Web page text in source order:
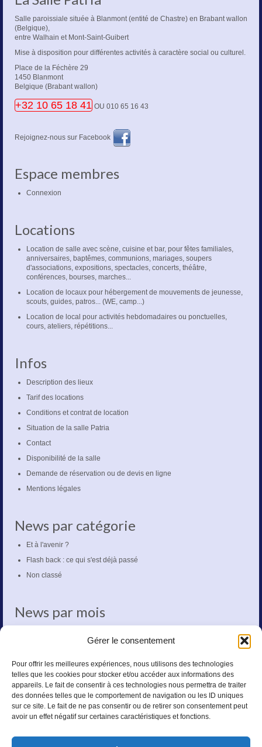
Gérer le consentement
Pour offrir les meilleures expériences, nous utilisons des technologies
telles que les cookies pour stocker et/ou accéder aux informations des
appareils. Le fait de consentir à ces technologies nous permettra de traiter
des données telles que le comportement de navigation ou les ID uniques
sur ce site. Le fait de ne pas consentir ou de retirer son consentement peut
avoir un effet négatif sur certaines caractéristiques et fonctions.
Salle paroissiale située à Blanmont (entité de Chastre) en Brabant wallon
(Belgique),
entre Walhain et Mont-Saint-Guibert
Mise à disposition pour différentes activités à caractère social ou culturel.
Place de la Féchère 29
1450 Blanmont
Belgique (Brabant wallon)
+32 10 65 18 41 OU 010 65 16 43
Rejoignez-nous sur Facebook
Espace membres
Connexion
Locations
Location de salle avec scène, cuisine et bar, pour fêtes familiales,
anniversaires, baptêmes, communions, mariages, soupers
d'associations, expositions, spectacles, concerts, théâtre,
conférences, bourses, marches...
Location de locaux pour hébergement de mouvements de jeunesse,
scouts, guides, patros... (WE, camp...)
Location de local pour activités hebdomadaires ou ponctuelles,
cours, ateliers, répétitions...
Infos
Description des lieux
Tarif des locations
Conditions et contrat de location
Situation de la salle Patria
Contact
Disponibilité de la salle
Demande de réservation ou de devis en ligne
Mentions légales
News par catégorie
Et à l'avenir ?
Flash back : ce qui s'est déjà passé
Non classé
News par mois
mai 2018
novembre 2017
octobre 2017
octobre 2016
septembre 2016
mai 2016